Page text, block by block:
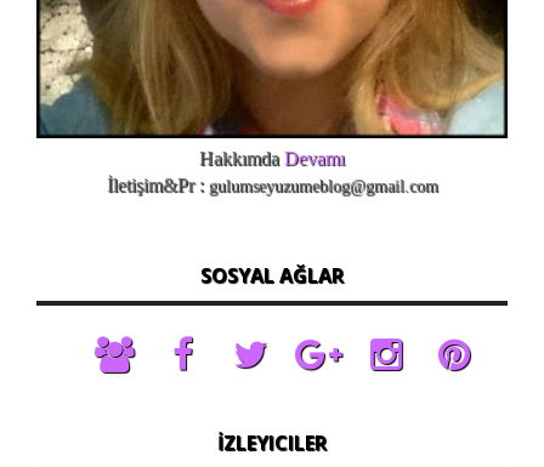
HakkımdaDevamı
İletişim&Pr : gulumseyuzumeblog@gmail.com
SOSYAL AĞLAR
İZLEYICILER